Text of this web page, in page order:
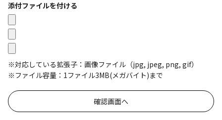
添付ファイルを付ける
※対応している拡張子：画像ファイル（jpg, jpeg, png, gif）
※ファイル容量：1ファイル3MB(メガバイト)まで